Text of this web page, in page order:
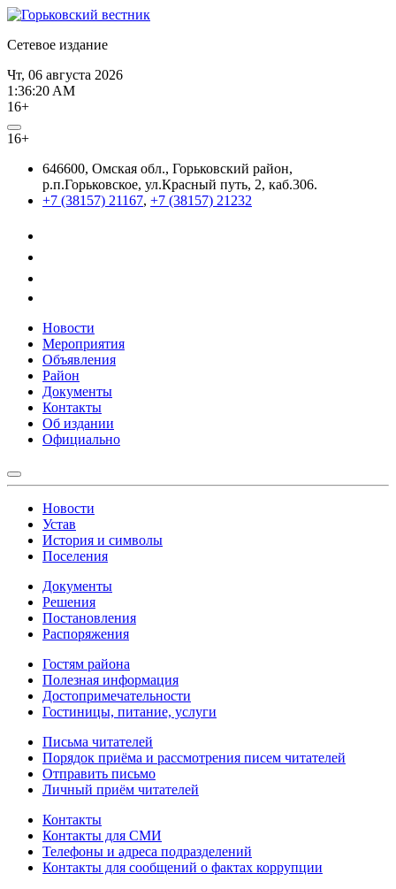
Сетевое издание
Чт, 06 августа 2026
1:36:20 AM
16+
16+
646600, Омская обл., Горьковский район,
р.п.Горьковское, ул.Красный путь, 2, каб.306.
+7 (38157) 21167, +7 (38157) 21232
Новости
Мероприятия
Объявления
Район
Документы
Контакты
Об издании
Официально
Новости
Устав
История и символы
Поселения
Документы
Решения
Постановления
Распоряжения
Гостям района
Полезная информация
Достопримечательности
Гостиницы, питание, услуги
Письма читателей
Порядок приёма и рассмотрения писем читателей
Отправить письмо
Личный приём читателей
Контакты
Контакты для СМИ
Телефоны и адреса подразделений
Контакты для сообщений о фактах коррупции